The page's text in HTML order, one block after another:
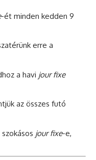
-ét minden kedden 9
erre a
a havi jour fixe
az összes futó
jour fixe-e,